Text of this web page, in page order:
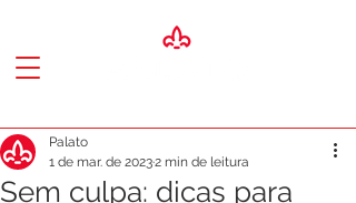
Sem culpa: dicas para
Palato
1 de mar. de 20232 min de leitura